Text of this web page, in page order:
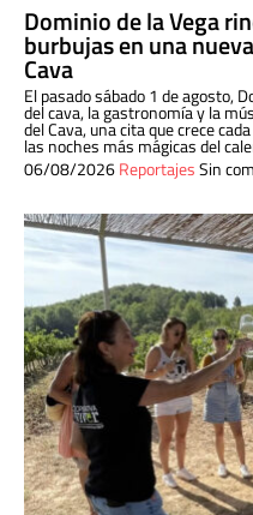
Dominio de la Vega
burbujas en una
Cava
El pasado sábado 1 de agosto,
del cava, la gastronomía y la
del Cava, una cita que crece
las noches más mágicas del
06/08/2026ReportajesSin